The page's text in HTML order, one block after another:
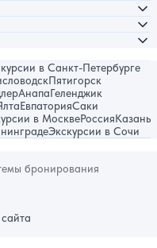
в Санкт-Петербурге
Пятигорск
АнапаГеленджик
ЕвпаторияСаки
в МосквеРоссияКазань
Экскурсии в Сочи
бронирования